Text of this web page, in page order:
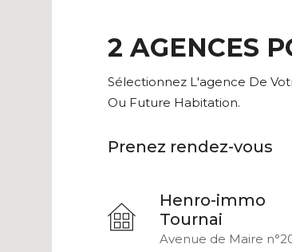
2 AGENCES
Sélectionnez L'agence De
Ou Future Habitation.
Prenez rendez-vous
Henro-immo
Tournai
Avenue de Maire